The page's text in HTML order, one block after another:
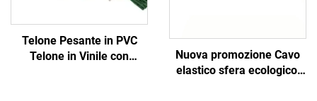
Telone Pesante in PVC
Telone in Vinile con
Nuova promozione Cavo
elastico sfera ecologico,